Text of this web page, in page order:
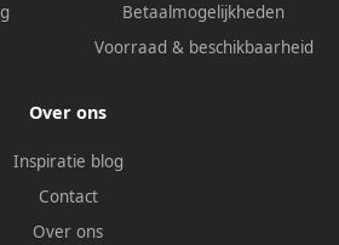
Betaalmogelijkheden
Voorraad & beschikbaarheid
Over ons
Inspiratie blog
Contact
Over ons